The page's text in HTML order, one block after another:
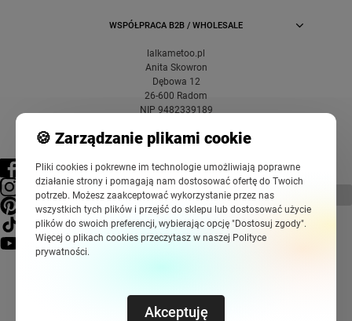
WSPÓŁPRACA B2B / WHOLESALE
lalkametoo.pl
Anita Skowron
Dębowa 12
26-600 Radom
NIP 9482339189
pokaż pełną wersję strony
Sklep internetowy Shoper Premium Szablony Shoper Modern™
🍪 Zarządzanie plikami cookie
Pliki cookies i pokrewne im technologie umożliwiają poprawne
działanie strony i pomagają nam dostosować ofertę do Twoich
potrzeb. Możesz zaakceptować wykorzystanie przez nas
wszystkich tych plików i przejść do sklepu lub dostosować użycie
plików do swoich preferencji, wybierając opcję "Dostosuj zgody".
Więcej o plikach cookies przeczytasz w naszej Polityce
prywatności.
Akceptuję